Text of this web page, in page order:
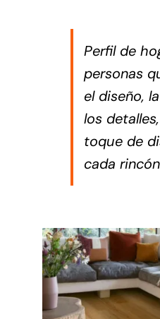
Perfil de
personas
el diseño,
los
toque de
cada